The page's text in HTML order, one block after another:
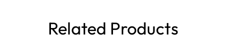
Related Products